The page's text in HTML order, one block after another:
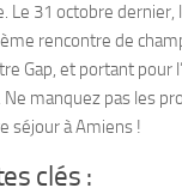
Le 31 octobre dernier,
rencontre de
Gap, et portant pour
. Ne manquez pas les
séjour à Amiens !
clés :